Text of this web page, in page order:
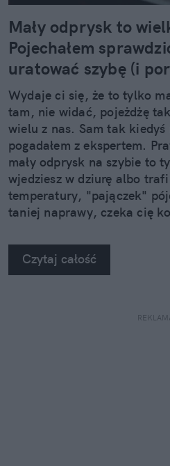
Mały odprysk to
Pojechałem
uratować szybę (i
Wydaje ci się, że to tylko
tam, nie widać, pojeżdżę
wielu z nas. Sam tak kiedyś
pogadałem z ekspertem.
mały odprysk na szybie to
wjedziesz w dziurę albo
temperatury, "pajączek"
taniej naprawy, czeka cię
na własne oczy zobaczyć,
sobie z takimi
Czytaj całość